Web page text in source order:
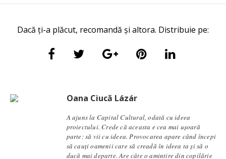
Dacă ți-a plăcut, recomandă și altora. Distribuie pe:
Oana Ciucă Lázár
A ajuns la Capital Cultural, odată cu ideea
proiectului. Crede că aceasta e cea mai ușoară
parte: să vii cu ideea. Provocarea apare când începi
să cauți oamenii care să creadă în ideea ta și să o
ducă mai departe. Are câte o amintire din copilărie